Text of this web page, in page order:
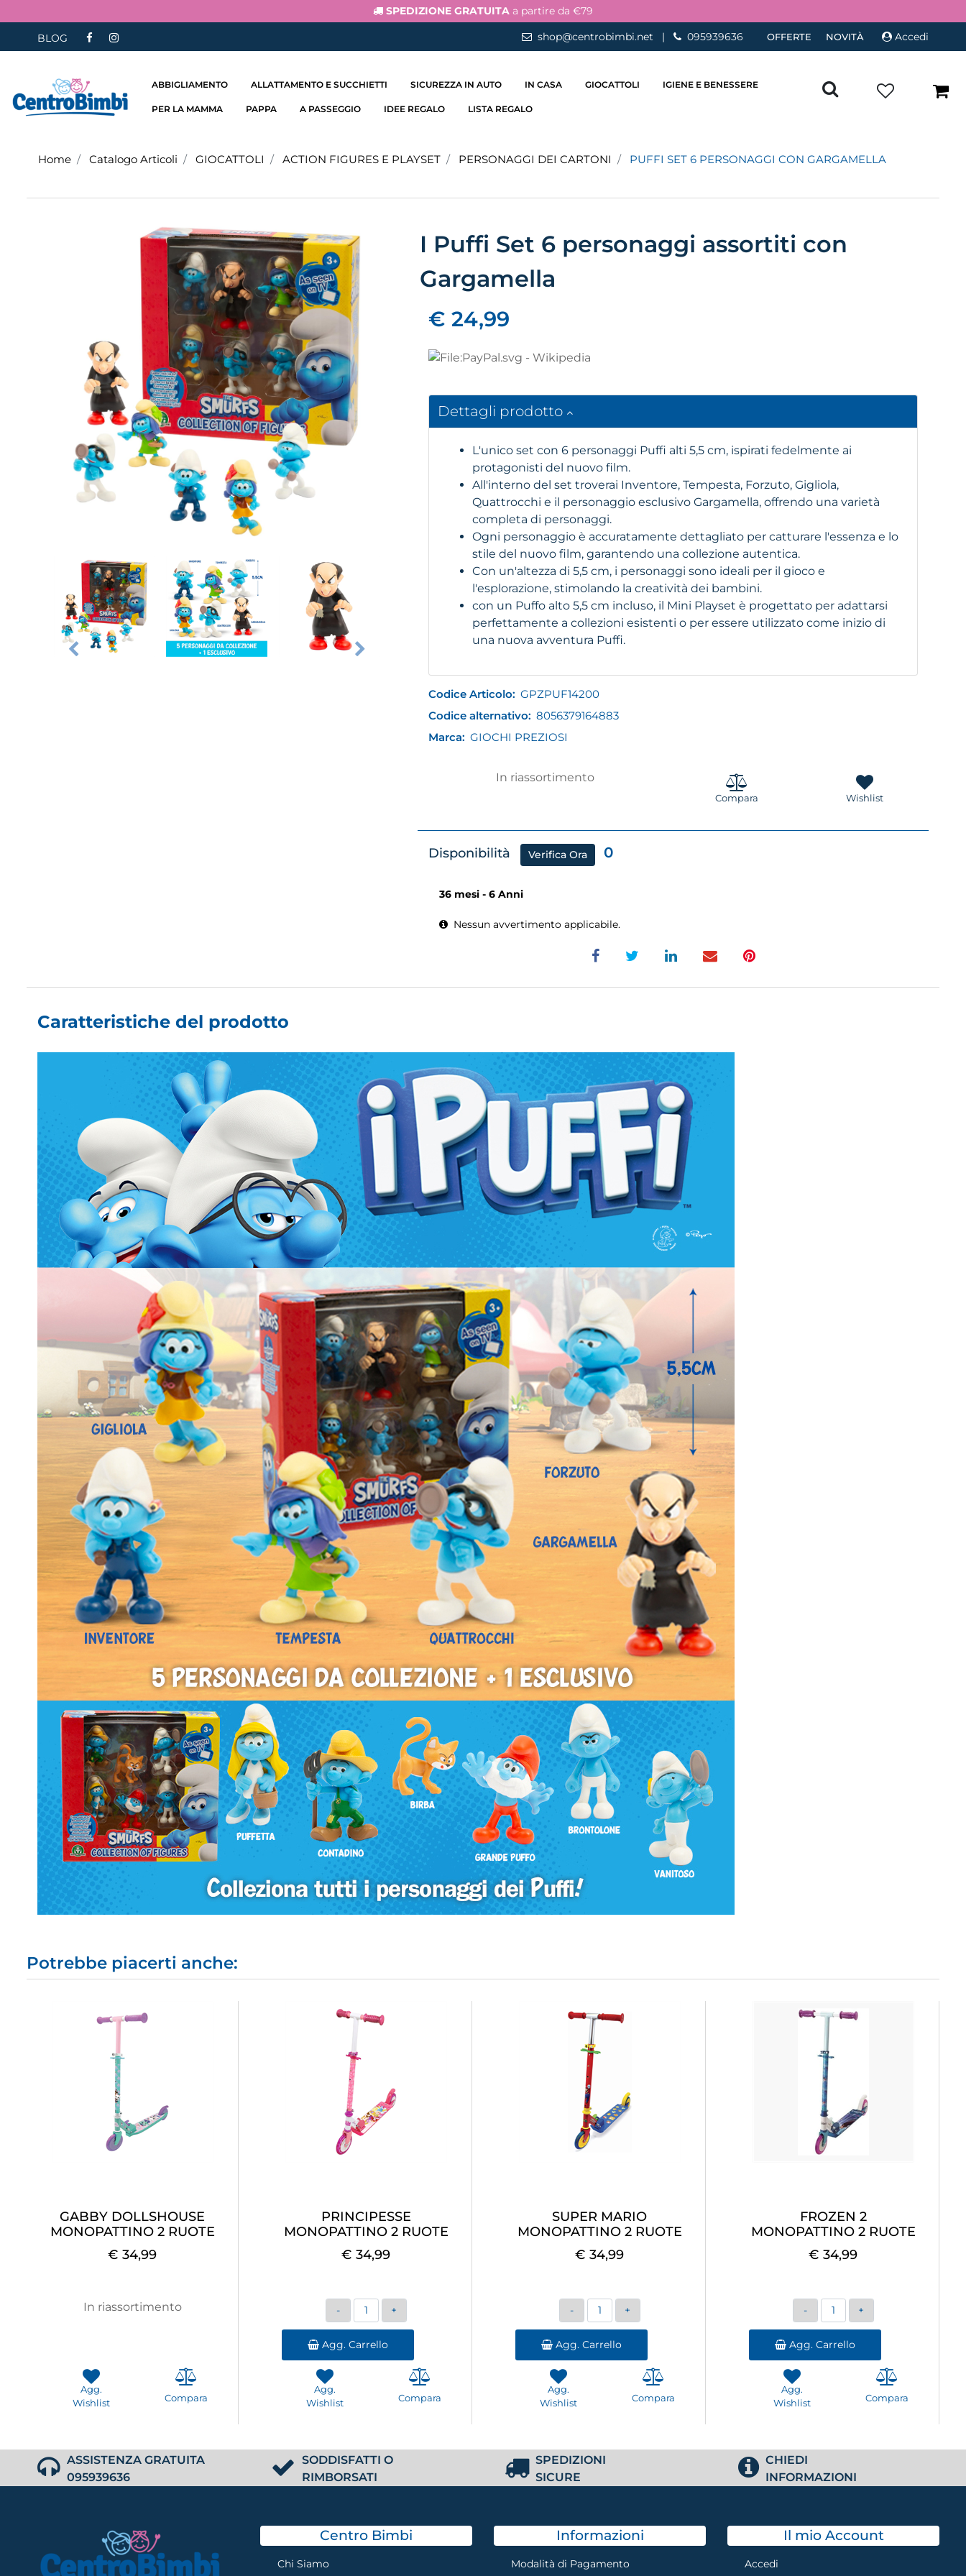
SPEDIZIONE GRATUITA a partire da €79
BLOG shop@centrobimbi.net | 095939636 OFFERTE NOVITÀ Accedi
ABBIGLIAMENTO ALLATTAMENTO E SUCCHIETTI SICUREZZA IN AUTO IN CASA GIOCATTOLI IGIENE E BENESSERE
PER LA MAMMA PAPPA A PASSEGGIO IDEE REGALO LISTA REGALO
Home Catalogo Articoli GIOCATTOLI ACTION FIGURES E PLAYSET PERSONAGGI DEI CARTONI PUFFI SET 6 PERSONAGGI CON GARGAMELLA
I Puffi Set 6 personaggi assortiti con
Gargamella
€ 24,99
Dettagli prodotto
L'unico set con 6 personaggi Puffi alti 5,5 cm, ispirati fedelmente ai
protagonisti del nuovo film.
All'interno del set troverai Inventore, Tempesta, Forzuto, Gigliola,
Quattrocchi e il personaggio esclusivo Gargamella, offrendo una varietà
completa di personaggi.
Ogni personaggio è accuratamente dettagliato per catturare l'essenza e lo
stile del nuovo film, garantendo una collezione autentica.
Con un'altezza di 5,5 cm, i personaggi sono ideali per il gioco e
l'esplorazione, stimolando la creatività dei bambini.
con un Puffo alto 5,5 cm incluso, il Mini Playset è progettato per adattarsi
perfettamente a collezioni esistenti o per essere utilizzato come inizio di
una nuova avventura Puffi.
Codice Articolo: GPZPUF14200
Codice alternativo: 8056379164883
Marca: GIOCHI PREZIOSI
In riassortimento
Compara Wishlist
Disponibilità Verifica Ora 0
36 mesi - 6 Anni
Nessun avvertimento applicabile.
Caratteristiche del prodotto
Potrebbe piacerti anche:
GABBY DOLLSHOUSE
MONOPATTINO 2 RUOTE
€ 34,99
In riassortimento
Agg.
Wishlist
Compara
PRINCIPESSE
MONOPATTINO 2 RUOTE
€ 34,99
Quantità
Agg. Carrello
Agg.
Wishlist
Compara
SUPER MARIO
MONOPATTINO 2 RUOTE
€ 34,99
Quantità
Agg. Carrello
Agg.
Wishlist
Compara
FROZEN 2
MONOPATTINO 2 RUOTE
€ 34,99
Quantità
Agg. Carrello
Agg.
Wishlist
Compara
ASSISTENZA GRATUITA
095939636
SODDISFATTI O
RIMBORSATI
SPEDIZIONI
SICURE
CHIEDI
INFORMAZIONI
Centro Bimbi
Chi Siamo
Informazioni
Modalità di Pagamento
Il mio Account
Accedi